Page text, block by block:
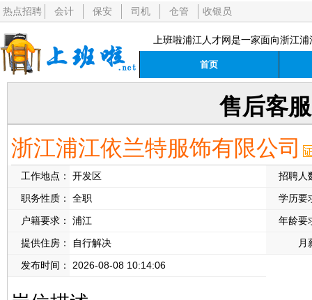
热点招聘 会计 保安 司机 仓管 收银员
上班啦浦江人才网是一家面向浙江
首页
售后客服
浙江浦江依兰特服饰有限公司
工作地点： 开发区
招聘人
职务性质：
全职
学历要
户籍要求：
浦江
年龄要
提供住房：
自行解决
月
发布时间：
2026-08-08 10:14:06